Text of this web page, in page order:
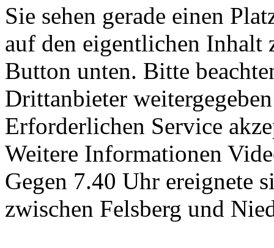
Sie sehen gerade einen
auf den eigentlichen Inhalt
Button unten. Bitte
Drittanbieter
Erforderlichen Service
Weitere Informationen
Gegen 7.40 Uhr ereignete
zwischen Felsberg und